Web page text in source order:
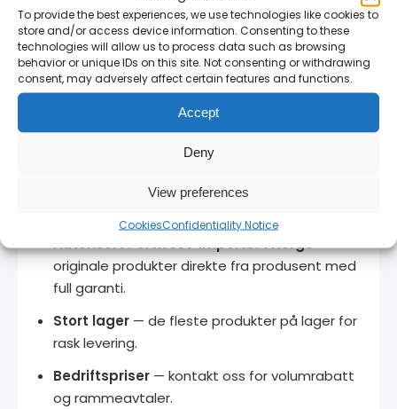
To provide the best experiences, we use technologies like cookies to
store and/or access device information. Consenting to these
technologies will allow us to process data such as browsing
behavior or unique IDs on this site. Not consenting or withdrawing
consent, may adversely affect certain features and functions.
Accept
Deny
View preferences
CookiesConfidentiality Notice
tilpasning av verneklær:
Hi-Vis trykksoneguide
Retningslinjer for
logoplassering på høy-
Last ned →
Hvorfor kjøpe fra RAM SVEIS?
Autorisert Portwest-importør i Norge—
originale produkter direkte fra produsent med
full garanti.
Stort lager — de fleste produkter på lager for
rask levering.
Bedriftspriser — kontakt oss for volumrabatt
og rammeavtaler.